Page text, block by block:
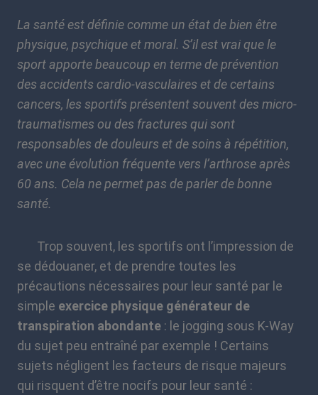
La santé est définie comme un état de bien être
physique, psychique et moral. S’il est vrai que le
sport apporte beaucoup en terme de prévention
des accidents cardio-vasculaires et de certains
cancers, les sportifs présentent souvent des micro-
traumatismes ou des fractures qui sont
responsables de douleurs et de soins à répétition,
avec une évolution fréquente vers l’arthrose après
60 ans. Cela ne permet pas de parler de bonne
santé.
Trop souvent, les sportifs ont l’impression de
se dédouaner, et de prendre toutes les
précautions nécessaires pour leur santé par le
simple exercice physique générateur de
transpiration abondante : le jogging sous K-Way
du sujet peu entraîné par exemple ! Certains
sujets négligent les facteurs de risque majeurs
qui risquent d’être nocifs pour leur santé :